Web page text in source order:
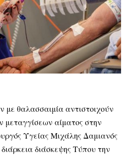
θαλασσαιμία αντιστοιχούν
μεταγγίσεων αίματος στην
Υγείας Μιχάλης Δαμιανός
διάσκεψης Τύπου την